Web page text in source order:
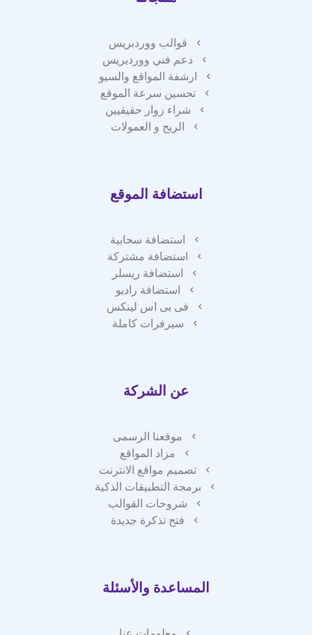
قوالب ووردبريس
دعم فني ووردبريس
ارشفة المواقع والسيو
تحسين سرعة الموقع
شراء زوار حقيقيين
الربح و العمولات
استضافة الموقع
استضافة سحابية
استضافة مشتركة
استضافة ريسلر
استضافة راديو
فى بى اس لينكس
سيرفرات كاملة
عن الشركة
موقعنا الرسمى
مزاد المواقع
تصميم مواقع الانترنت
برمجة التطبيقات الذكية
شروحات القوالب
فتح تذكرة جديدة
المساعدة والأسئلة